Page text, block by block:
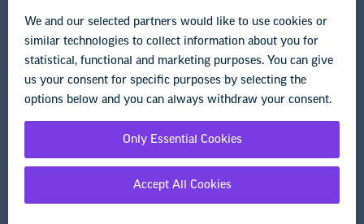
© Copyright 2026 National Education Association